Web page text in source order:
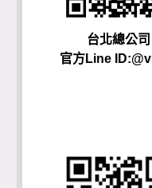
台北總公司
官方Line